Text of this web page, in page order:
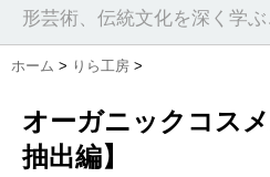
形芸術、伝統文化を深く学ぶ
ホーム > りら工房 >
オーガニックコス
抽出編】